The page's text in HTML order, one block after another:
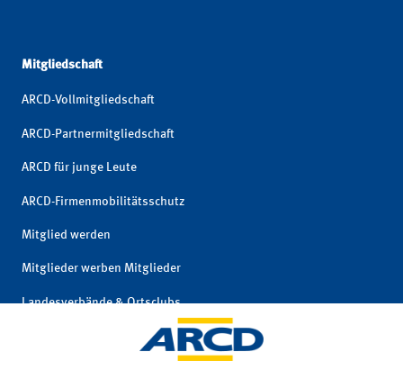
Mitgliedschaft
ARCD-Vollmitgliedschaft
ARCD-Partnermitgliedschaft
ARCD für junge Leute
ARCD-Firmenmobilitätsschutz
Mitglied werden
Mitglieder werben Mitglieder
Landesverbände & Ortsclubs
Mitgliedschaft kündigen